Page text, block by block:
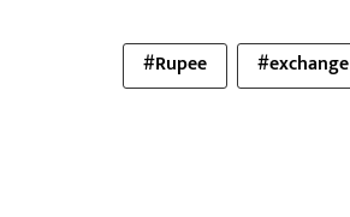
#Rupee #exchange